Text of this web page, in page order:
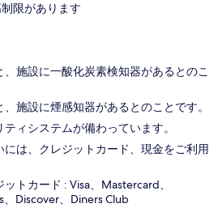
限があります
、施設に一酸化炭素検知器があるとのこ
施設に煙感知器があるとのことです。
ィシステムが備わっています。
には、クレジットカード、現金をご利用
トカード : Visa、Mastercard、
、Discover、Diners Club